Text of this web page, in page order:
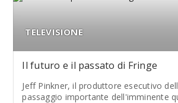
TELEVISIONE
Il futuro e il passato di Fringe
Jeff Pinkner, il produttore esecutivo
passaggio importante dell'imminente